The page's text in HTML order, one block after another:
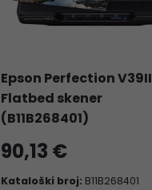
Epson Perfection V39II
Flatbed skener
(B11B268401)
90,13 €
Kataloški broj: B11B268401